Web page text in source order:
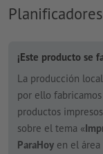
¡Este producto se
La producción
por ello
productos
sobre el tema «
ParaHoy en el